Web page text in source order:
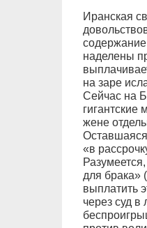
Иранская
наделены
на заре
Сейчас на
жене
«в
для брака»
выплатить
через суд